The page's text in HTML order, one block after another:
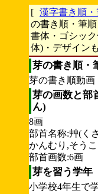
[ 漢字書き順
の書き順・筆
書体・ゴシッ
体)・デザイン
芽の書き順・
芽の書き順動画
芽の画数と部
ん)
8画
部首名称:艸(く
かんむり,そう
部首画数:6画
芽を習う学年
小学校4年生で